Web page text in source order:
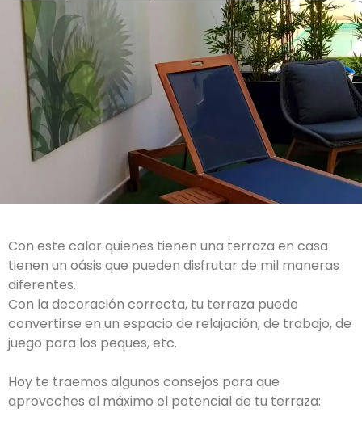
Con este calor quienes tienen una terraza en casa
tienen un oásis que pueden disfrutar de mil maneras
diferentes.
Con la decoración correcta, tu terraza puede
convertirse en un espacio de relajación, de trabajo, de
juego para los peques, etc.
Hoy te traemos algunos consejos para que
aproveches al máximo el potencial de tu terraza: